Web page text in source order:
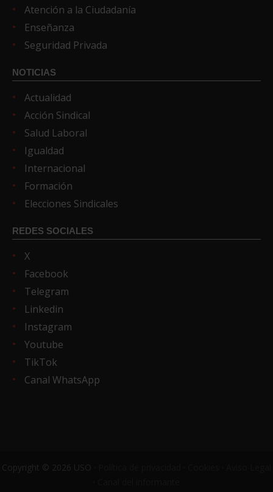
Atención a la Ciudadanía
Enseñanza
Seguridad Privada
NOTICIAS
Actualidad
Acción Sindical
Salud Laboral
Igualdad
Internacional
Formación
Elecciones Sindicales
REDES SOCIALES
X
Facebook
Telegram
Linkedin
Instagram
Youtube
TikTok
Canal WhatsApp
Copyright © 2026 USO ·